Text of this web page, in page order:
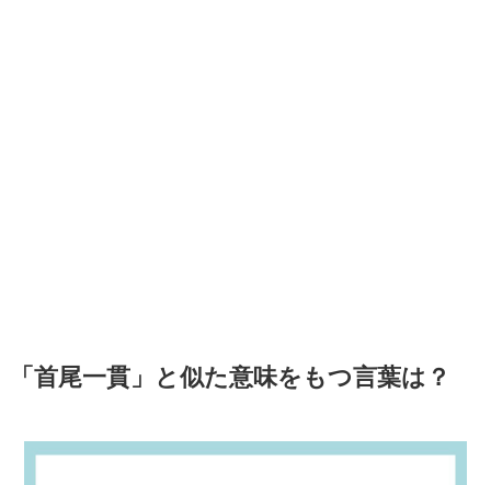
「首尾一貫」と似た意味をもつ言葉は？